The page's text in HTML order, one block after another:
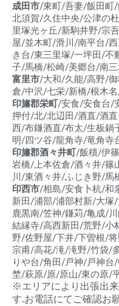
成田市/東町/吾妻/飯田町
北須賀/久住中央/公津の
里塚光ヶ丘/新駒井野/宗
屋/並木町/滑川/南平台/
き台/東三里塚/一坪田/
子/馬橋/松崎/美郷台/南
富里市/大和/久能/高野/
倉/中沢/七栄/新橋/根木
印旛郡栄町/安食/安食台/
押付/北/北辺田/酒直/酒
西/布鎌酒直/布太/生板鍋
明/四ツ谷/龍角寺/竜角寺
印旛郡酒々井町/飯積/伊
岩橋/上本佐倉/酒々井/篠
川/東酒々井/ふじき野/馬
印西市/相島/安食卜杭/和
新田/浦部/浦部村新/大
鹿黒南/笠神/鎌苅/亀成/
結縁寺/高西新田/荒野/小
野/佐野屋/下井/下曽根/
宗甫/高花/滝/滝野/竹袋/
りや台/角田/戸神/戸神
埜/萩原/原/原山/東の原/
※エリアにより出張出
す.お電話にてご確認お